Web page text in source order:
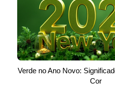
Verde no Ano Novo:
Cor